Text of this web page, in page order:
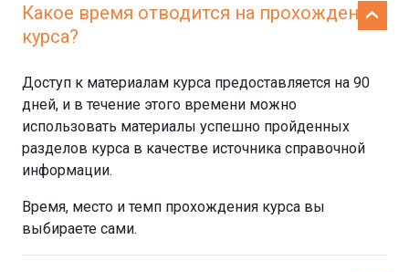
Какое время отводится на прохождение
курса?
Доступ к материалам курса предоставляется на 90
дней, и в течение этого времени можно
использовать материалы успешно пройденных
разделов курса в качестве источника справочной
информации.
Время, место и темп прохождения курса вы
выбираете сами.